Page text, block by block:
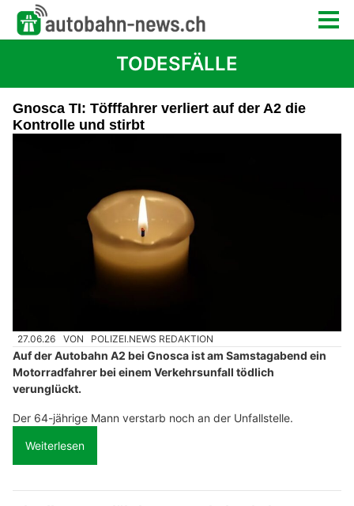
TODESFÄLLE
Gnosca TI: Töfffahrer verliert auf der A2 die
Kontrolle und stirbt
27.06.26 VON POLIZEI.NEWS REDAKTION
Auf der Autobahn A2 bei Gnosca ist am Samstagabend ein
Motorradfahrer bei einem Verkehrsunfall tödlich
verunglückt.
Der 64-jährige Mann verstarb noch an der Unfallstelle.
Weiterlesen